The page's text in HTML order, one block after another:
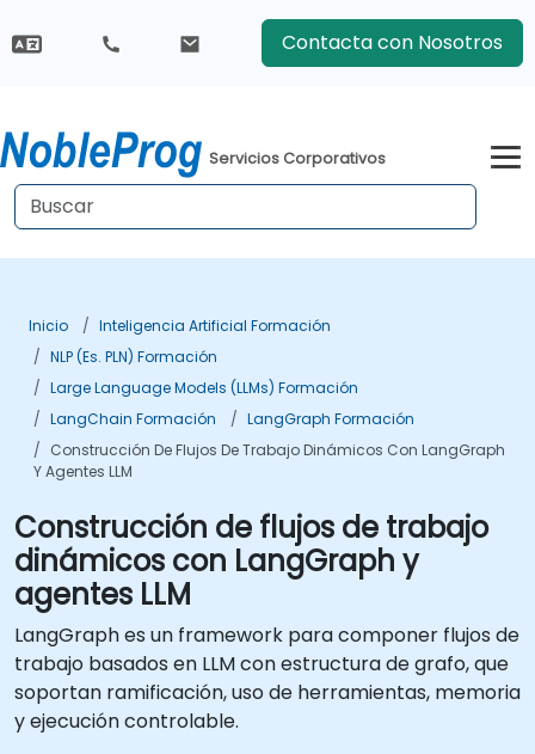
Contacta con Nosotros
Servicios Corporativos
Inicio
Inteligencia Artificial Formación
NLP (es. PLN) Formación
Large Language Models (LLMs) Formación
LangChain Formación
LangGraph Formación
Construcción De Flujos De Trabajo Dinámicos Con LangGraph
Y Agentes LLM
Construcción de flujos de trabajo
dinámicos con LangGraph y
agentes LLM
LangGraph es un framework para componer flujos de
trabajo basados en LLM con estructura de grafo, que
soportan ramificación, uso de herramientas, memoria
y ejecución controlable.